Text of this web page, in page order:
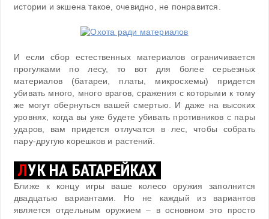
истории и экшена такое, очевидно, не понравится.
И если сбор естественных материалов ограничивается
прогулками по лесу, то вот для более серьезных
материалов (батареи, платы, микросхемы) придется
убивать много, много врагов, сражения с которыми к тому
же могут обернуться вашей смертью. И даже на высоких
уровнях, когда вы уже будете убивать противников с пары
ударов, вам придется отлучатся в лес, чтобы собрать
пару-другую корешков и растений.
ЛУК НА БАТАРЕЙКАХ
Ближе к концу игры ваше колесо оружия заполнится
двадцатью вариантами. Но не каждый из вариантов
является отдельным оружием – в основном это просто